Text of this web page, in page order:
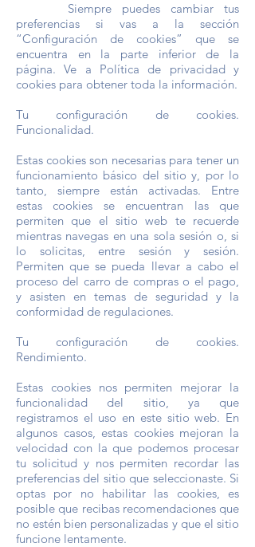
Siempre puedes cambiar tus
preferencias si vas a la sección
“Configuración de cookies” que se
encuentra en la parte inferior de la
página. Ve a Política de privacidad y
cookies para obtener toda la información.
Tu configuración de cookies.
Funcionalidad.
Estas cookies son necesarias para tener un
funcionamiento básico del sitio y, por lo
tanto, siempre están activadas. Entre
estas cookies se encuentran las que
permiten que el sitio web te recuerde
mientras navegas en una sola sesión o, si
lo solicitas, entre sesión y sesión.
Permiten que se pueda llevar a cabo el
proceso del carro de compras o el pago,
y asisten en temas de seguridad y la
conformidad de regulaciones.
Tu configuración de cookies.
Rendimiento.
Estas cookies nos permiten mejorar la
funcionalidad del sitio, ya que
registramos el uso en este sitio web. En
algunos casos, estas cookies mejoran la
velocidad con la que podemos procesar
tu solicitud y nos permiten recordar las
preferencias del sitio que seleccionaste. Si
optas por no habilitar las cookies, es
posible que recibas recomendaciones que
no estén bien personalizadas y que el sitio
funcione lentamente.